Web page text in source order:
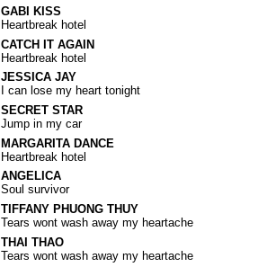
GABI KISS
Heartbreak hotel
CATCH IT AGAIN
Heartbreak hotel
JESSICA JAY
I can lose my heart tonight
SECRET STAR
Jump in my car
MARGARITA DANCE
Heartbreak hotel
ANGELICA
Soul survivor
TIFFANY PHUONG THUY
Tears wont wash away my heartache
THAI THAO
Tears wont wash away my heartache